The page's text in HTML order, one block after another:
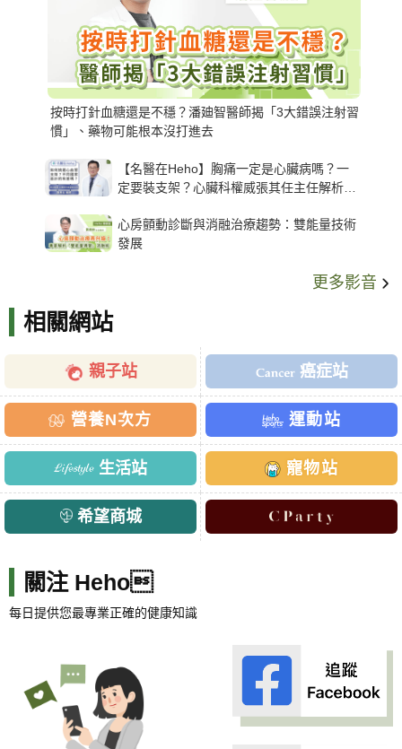
按時打針血糖還是不穩？潘廸智醫師揭「3大錯誤注射習
慣」、藥物可能根本沒打進去
【名醫在Heho】胸痛一定是心臟病嗎？一
定要裝支架？心臟科權威張其任主任解析支
心房顫動診斷與消融治療趨勢：雙能量技術
發展
更多影音
相關網站
親子站 癌症站
營養N次方 運動站
生活站 寵物站
希望商城
關注 Heho
每日提供您最專業正確的健康知識